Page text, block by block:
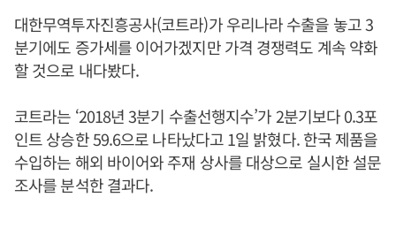
대한무역투자진흥공사(코트라)가 우리나라 수출을 놓고 3
분기에도 증가세를 이어가겠지만 가격 경쟁력도 계속 약화
할 것으로 내다봤다.
코트라는 ‘2018년 3분기 수출선행지수’가 2분기보다 0.3포
인트 상승한 59.6으로 나타났다고 1일 밝혔다. 한국 제품을
수입하는 해외 바이어와 주재 상사를 대상으로 실시한 설문
조사를 분석한 결과다.